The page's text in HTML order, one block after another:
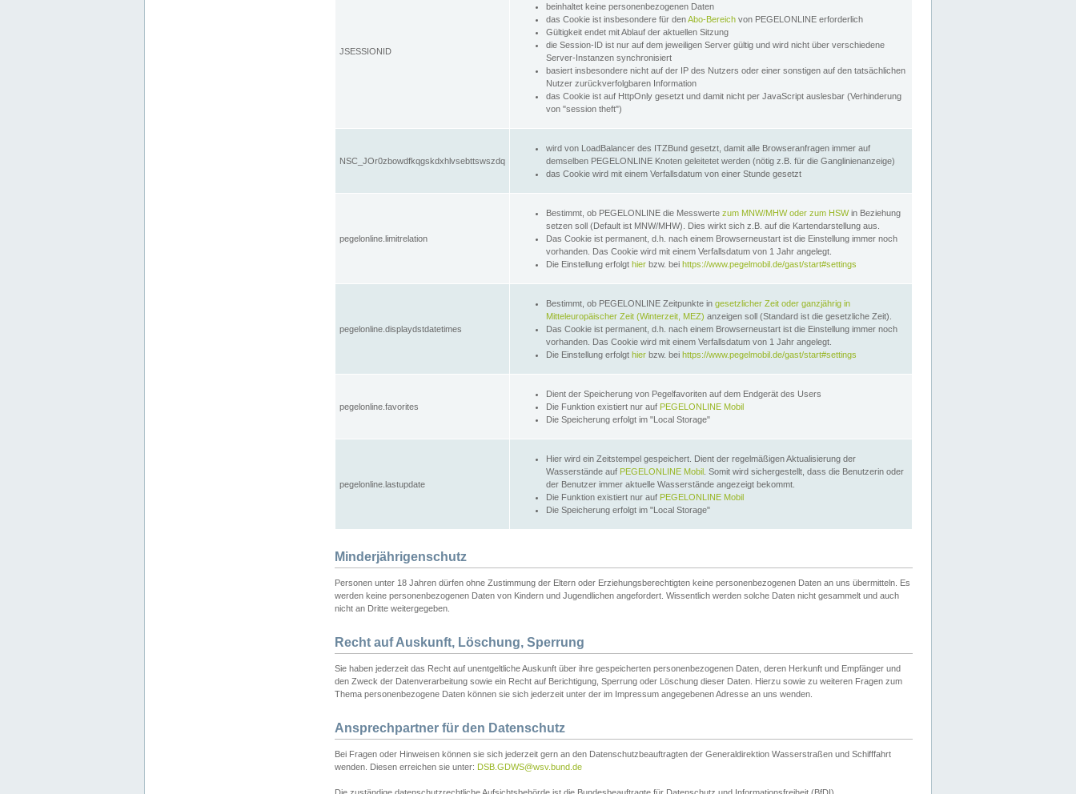
JSESSIONID
beinhaltet keine personenbezogenen Daten
das Cookie ist insbesondere für denAbo-Bereich von PEGELONLINE erforderlich
Gültigkeit endet mit Ablauf der aktuellen Sitzung
die Session-ID ist nur auf dem jeweiligen Server gültig und wird nicht über verschiedene
Server-Instanzen synchronisiert
basiert insbesondere nicht auf der IP des Nutzers oder einer sonstigen auf den tatsächlichen
Nutzer zurückverfolgbaren Information
das Cookie ist auf HttpOnly gesetzt und damit nicht per JavaScript auslesbar (Verhinderung
von "session theft")
NSC_JOr0zbowdfkqgskdxhlvsebttswszdq
wird von LoadBalancer des ITZBund gesetzt, damit alle Browseranfragen immer auf
demselben PEGELONLINE Knoten geleitetet werden (nötig z.B. für die Ganglinienanzeige)
das Cookie wird mit einem Verfallsdatum von einer Stunde gesetzt
pegelonline.limitrelation
Bestimmt, ob PEGELONLINE die Messwerte zum MNW/MHW oder zum HSWin Beziehung
setzen soll (Default ist MNW/MHW). Dies wirkt sich z.B. auf die Kartendarstellung aus.
Das Cookie ist permanent, d.h. nach einem Browserneustart ist die Einstellung immer noch
vorhanden. Das Cookie wird mit einem Verfallsdatum von 1 Jahr angelegt.
Die Einstellung erfolgt hier bzw. bei https://www.pegelmobil.de/gast/start#settings
pegelonline.displaydstdatetimes
Bestimmt, ob PEGELONLINE Zeitpunkte in gesetzlicher Zeit oder ganzjährig in
Mitteleuropäischer Zeit (Winterzeit, MEZ) anzeigen soll (Standard ist die gesetzliche Zeit).
Das Cookie ist permanent, d.h. nach einem Browserneustart ist die Einstellung immer noch
vorhanden. Das Cookie wird mit einem Verfallsdatum von 1 Jahr angelegt.
Die Einstellung erfolgt hier bzw. bei https://www.pegelmobil.de/gast/start#settings
pegelonline.favorites
Dient der Speicherung von Pegelfavoriten auf dem Endgerät des Users
Die Funktion existiert nur auf PEGELONLINE Mobil
Die Speicherung erfolgt im "Local Storage"
pegelonline.lastupdate
Hier wird ein Zeitstempel gespeichert. Dient der regelmäßigen Aktualisierung der
Wasserstände auf PEGELONLINE Mobil . Somit wird sichergestellt, dass die Benutzerin oder
der Benutzer immer aktuelle Wasserstände angezeigt bekommt.
Die Funktion existiert nur auf PEGELONLINE Mobil
Die Speicherung erfolgt im "Local Storage"
Minderjährigenschutz
Personen unter 18 Jahren dürfen ohne Zustimmung der Eltern oder Erziehungsberechtigten keine personenbezogenen Daten an uns übermitteln. Es
werden keine personenbezogenen Daten von Kindern und Jugendlichen angefordert. Wissentlich werden solche Daten nicht gesammelt und auch
nicht an Dritte weitergegeben.
Recht auf Auskunft, Löschung, Sperrung
Sie haben jederzeit das Recht auf unentgeltliche Auskunft über ihre gespeicherten personenbezogenen Daten, deren Herkunft und Empfänger und
den Zweck der Datenverarbeitung sowie ein Recht auf Berichtigung, Sperrung oder Löschung dieser Daten. Hierzu sowie zu weiteren Fragen zum
Thema personenbezogene Daten können sie sich jederzeit unter der im Impressum angegebenen Adresse an uns wenden.
Ansprechpartner für den Datenschutz
Bei Fragen oder Hinweisen können sie sich jederzeit gern an den Datenschutzbeauftragten der Generaldirektion Wasserstraßen und Schifffahrt
wenden. Diesen erreichen sie unter: DSB.GDWS@wsv.bund.de